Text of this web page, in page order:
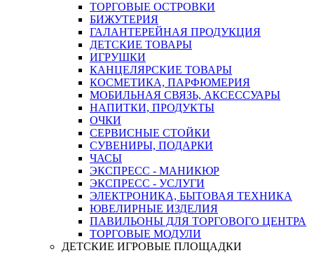
ТОРГОВЫЕ ОСТРОВКИ
БИЖУТЕРИЯ
ГАЛАНТЕРЕЙНАЯ ПРОДУКЦИЯ
ДЕТСКИЕ ТОВАРЫ
ИГРУШКИ
КАНЦЕЛЯРСКИЕ ТОВАРЫ
КОСМЕТИКА, ПАРФЮМЕРИЯ
МОБИЛЬНАЯ СВЯЗЬ, АКСЕССУАРЫ
НАПИТКИ, ПРОДУКТЫ
ОЧКИ
СЕРВИСНЫЕ СТОЙКИ
СУВЕНИРЫ, ПОДАРКИ
ЧАСЫ
ЭКСПРЕСС - МАНИКЮР
ЭКСПРЕСС - УСЛУГИ
ЭЛЕКТРОНИКА, БЫТОВАЯ ТЕХНИКА
ЮВЕЛИРНЫЕ ИЗДЕЛИЯ
ПАВИЛЬОНЫ ДЛЯ ТОРГОВОГО ЦЕНТРА
ТОРГОВЫЕ МОДУЛИ
ДЕТСКИЕ ИГРОВЫЕ ПЛОЩАДКИ